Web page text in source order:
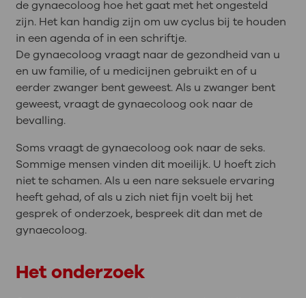
de gynaecoloog hoe het gaat met het ongesteld
zijn. Het kan handig zijn om uw cyclus bij te houden
in een agenda of in een schriftje.
De gynaecoloog vraagt naar de gezondheid van u
en uw familie, of u medicijnen gebruikt en of u
eerder zwanger bent geweest. Als u zwanger bent
geweest, vraagt de gynaecoloog ook naar de
bevalling.
Soms vraagt de gynaecoloog ook naar de seks.
Sommige mensen vinden dit moeilijk. U hoeft zich
niet te schamen. Als u een nare seksuele ervaring
heeft gehad, of als u zich niet fijn voelt bij het
gesprek of onderzoek, bespreek dit dan met de
gynaecoloog.
Het onderzoek